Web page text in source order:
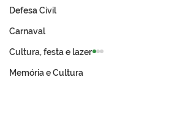
Defesa Civil
Carnaval
Cultura, festa e lazer
Memória e Cultura